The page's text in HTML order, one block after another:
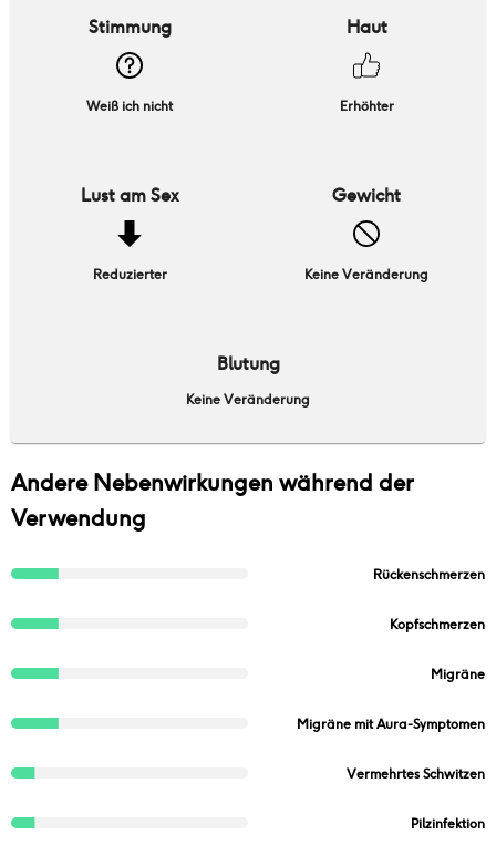
Stimmung
Weiß ich nicht
Haut
Erhöhter
Lust am Sex
Reduzierter
Gewicht
Keine Veränderung
Blutung
Keine Veränderung
Andere Nebenwirkungen während der
Verwendung
Rückenschmerzen
Kopfschmerzen
Migräne
Migräne mit Aura-Symptomen
Vermehrtes Schwitzen
Pilzinfektion